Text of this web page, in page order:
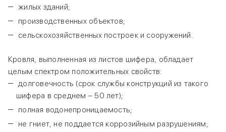
жилых зданий;
производственных объектов;
сельскохозяйственных построек и сооружений.
Кровля, выполненная из листов шифера, обладает
целым спектром положительных свойств:
долговечность (срок службы конструкций из такого
шифера в среднем – 50 лет);
полная водонепроницаемость;
не гниет, не поддается коррозийным разрушениям;